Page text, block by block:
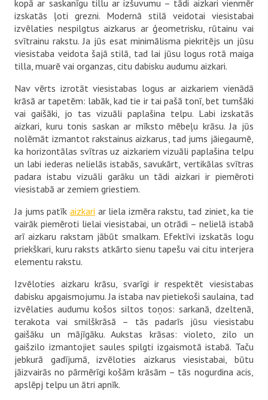
kopā ar saskanīgu tillu ar izšuvumu – tādi aizkari vienmēr
izskatās ļoti grezni. Modernā stilā veidotai viesistabai
izvēlaties nespilgtus aizkarus ar ģeometrisku, rūtainu vai
svītrainu rakstu. Ja jūs esat minimālisma piekritējs un jūsu
viesistaba veidota šajā stilā, tad lai jūsu logus rotā maiga
tilla, muarē vai organzas, citu dabisku audumu aizkari.
Nav vērts izrotāt viesistabas logus ar aizkariem vienādā
krāsā ar tapetēm: labāk, kad tie ir tai pašā tonī, bet tumšāki
vai gaišāki, jo tas vizuāli paplašina telpu. Labi izskatās
aizkari, kuru tonis saskan ar mīksto mēbeļu krāsu. Ja jūs
nolēmāt izmantot rakstainus aizkarus, tad jums jāiegaumē,
ka horizontālas svītras uz aizkariem vizuāli paplašina telpu
un labi iederas nelielās istabās, savukārt, vertikālas svītras
padara istabu vizuāli garāku un tādi aizkari ir piemēroti
viesistabā ar zemiem griestiem.
Ja jums patīkaizkari ar liela izmēra rakstu, tad ziniet, ka tie
vairāk piemēroti lielai viesistabai, un otrādi – nelielā istabā
arī aizkaru rakstam jābūt smalkam. Efektīvi izskatās logu
priekškari, kuru raksts atkārto sienu tapešu vai citu interjera
elementu rakstu.
Izvēloties aizkaru krāsu, svarīgi ir respektēt viesistabas
dabisku apgaismojumu. Ja istaba nav pietiekoši saulaina, tad
izvēlaties audumu košos siltos toņos: sarkanā, dzeltenā,
terakota vai smilškrāsā – tās padarīs jūsu viesistabu
gaišāku un mājīgāku. Aukstas krāsas: violeto, zilo un
gaišzilo izmantojiet saules spilgti izgaismotā istabā. Taču
jebkurā gadījumā, izvēloties aizkarus viesistabai, būtu
jāizvairās no pārmērīgi košām krāsām – tās nogurdina acis,
apslēpj telpu un ātri apnīk.